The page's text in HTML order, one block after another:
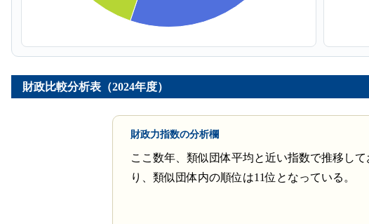
財政比較分析表（2024年度）
財政力指数の分析欄
ここ数年、類似団体平均と近い指数で推移して
り、類似団体内の順位は11位となっている。